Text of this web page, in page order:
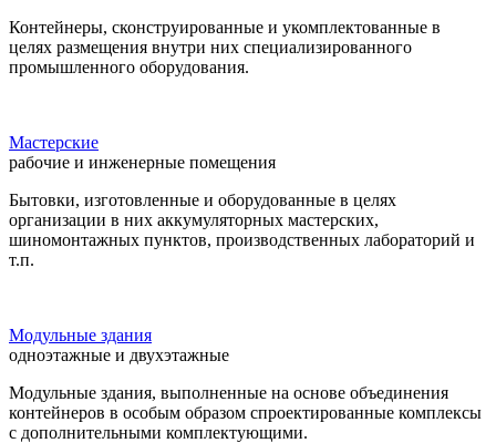
Контейнеры, сконструированные и укомплектованные в
целях размещения внутри них специализированного
промышленного оборудования.
Мастерские
рабочие и инженерные помещения
Бытовки, изготовленные и оборудованные в целях
организации в них аккумуляторных мастерских,
шиномонтажных пунктов, производственных лабораторий и
т.п.
Модульные здания
одноэтажные и двухэтажные
Модульные здания, выполненные на основе объединения
контейнеров в особым образом спроектированные комплексы
с дополнительными комплектующими.